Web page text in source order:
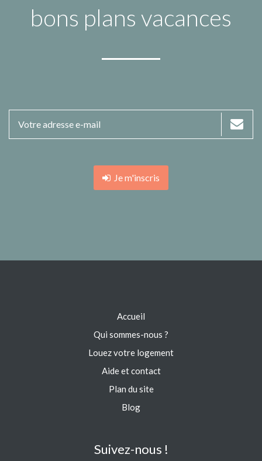
bons plans vacances
Je m'inscris
Accueil
Qui sommes-nous ?
Louez votre logement
Aide et contact
Plan du site
Blog
Suivez-nous !